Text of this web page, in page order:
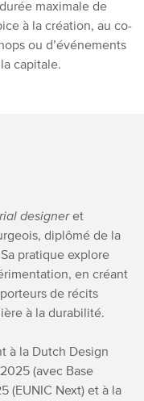
maximale de
à la création, au co-
ou d’événements
capitale.
designeret
diplômé de la
pratique explore
en créant
de récits
à la durabilité.
à la Dutch Design
(avec Base
(EUNIC Next) et à la